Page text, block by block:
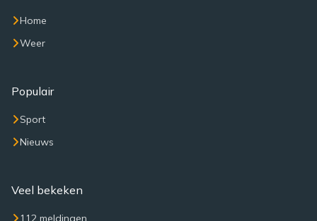
Home
Weer
Populair
Sport
Nieuws
Veel bekeken
112 meldingen